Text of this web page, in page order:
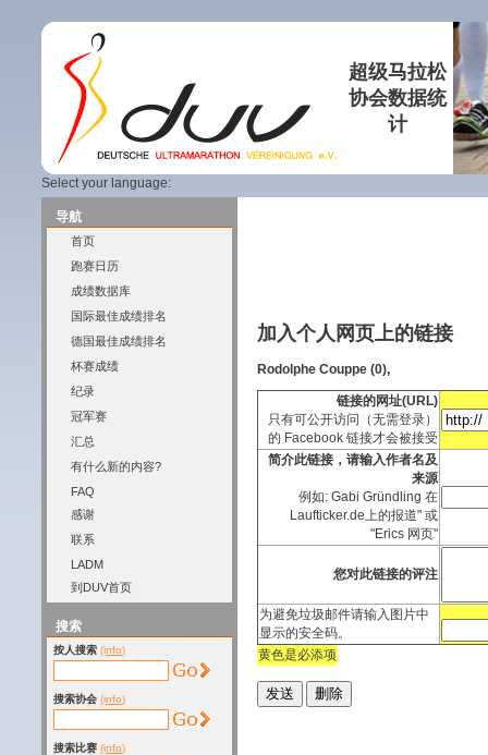
超级马拉松
协会数据统
计
Select your language:
导航
首页
跑赛日历
成绩数据库
国际最佳成绩排名
德国最佳成绩排名
杯赛成绩
纪录
冠军赛
汇总
有什么新的内容?
FAQ
感谢
联系
LADM
到DUV首页
搜索
按人搜索 (info)
搜索协会 (info)
搜索比赛 (info)
加入个人网页上的链接
Rodolphe Couppe (0),
链接的网址(URL)
只有可公开访问（无需登录）
的 Facebook 链接才会被接受
简介此链接，请输入作者名及
来源
例如: Gabi Gründling 在
Laufticker.de上的报道" 或
"Erics 网页"
您对此链接的评注
为避免垃圾邮件请输入图片中
显示的安全码。
黄色是必添项